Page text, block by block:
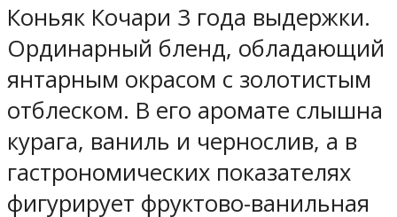
Коньяк Кочари 3 года выдержки.
Ординарный бленд, обладающий
янтарным окрасом с золотистым
отблеском. В его аромате слышна
курага, ваниль и чернослив, а в
гастрономических показателях
фигурирует фруктово-ванильная